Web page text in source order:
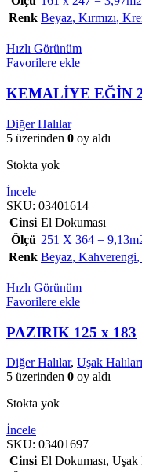
Renk Beyaz, Kırmızı,
Hızlı Görünüm
Favorilere ekle
KEMALİYE EĞİN
Diğer Halılar
5 üzerinden 0 oy aldı
Stokta yok
İncele
SKU: 03401614
Cinsi El Dokuması
Ölçü 251 X 364 =
Renk Beyaz, Kahverengi,
Hızlı Görünüm
Favorilere ekle
PAZIRIK 125 x 183
Diğer Halılar, Uşak Halıları
5 üzerinden 0 oy aldı
Stokta yok
İncele
SKU: 03401697
Cinsi El Dokuması, Uşak